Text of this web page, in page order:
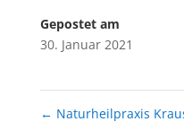
Gepostet am
30. Januar 2021
← Naturheilpraxis